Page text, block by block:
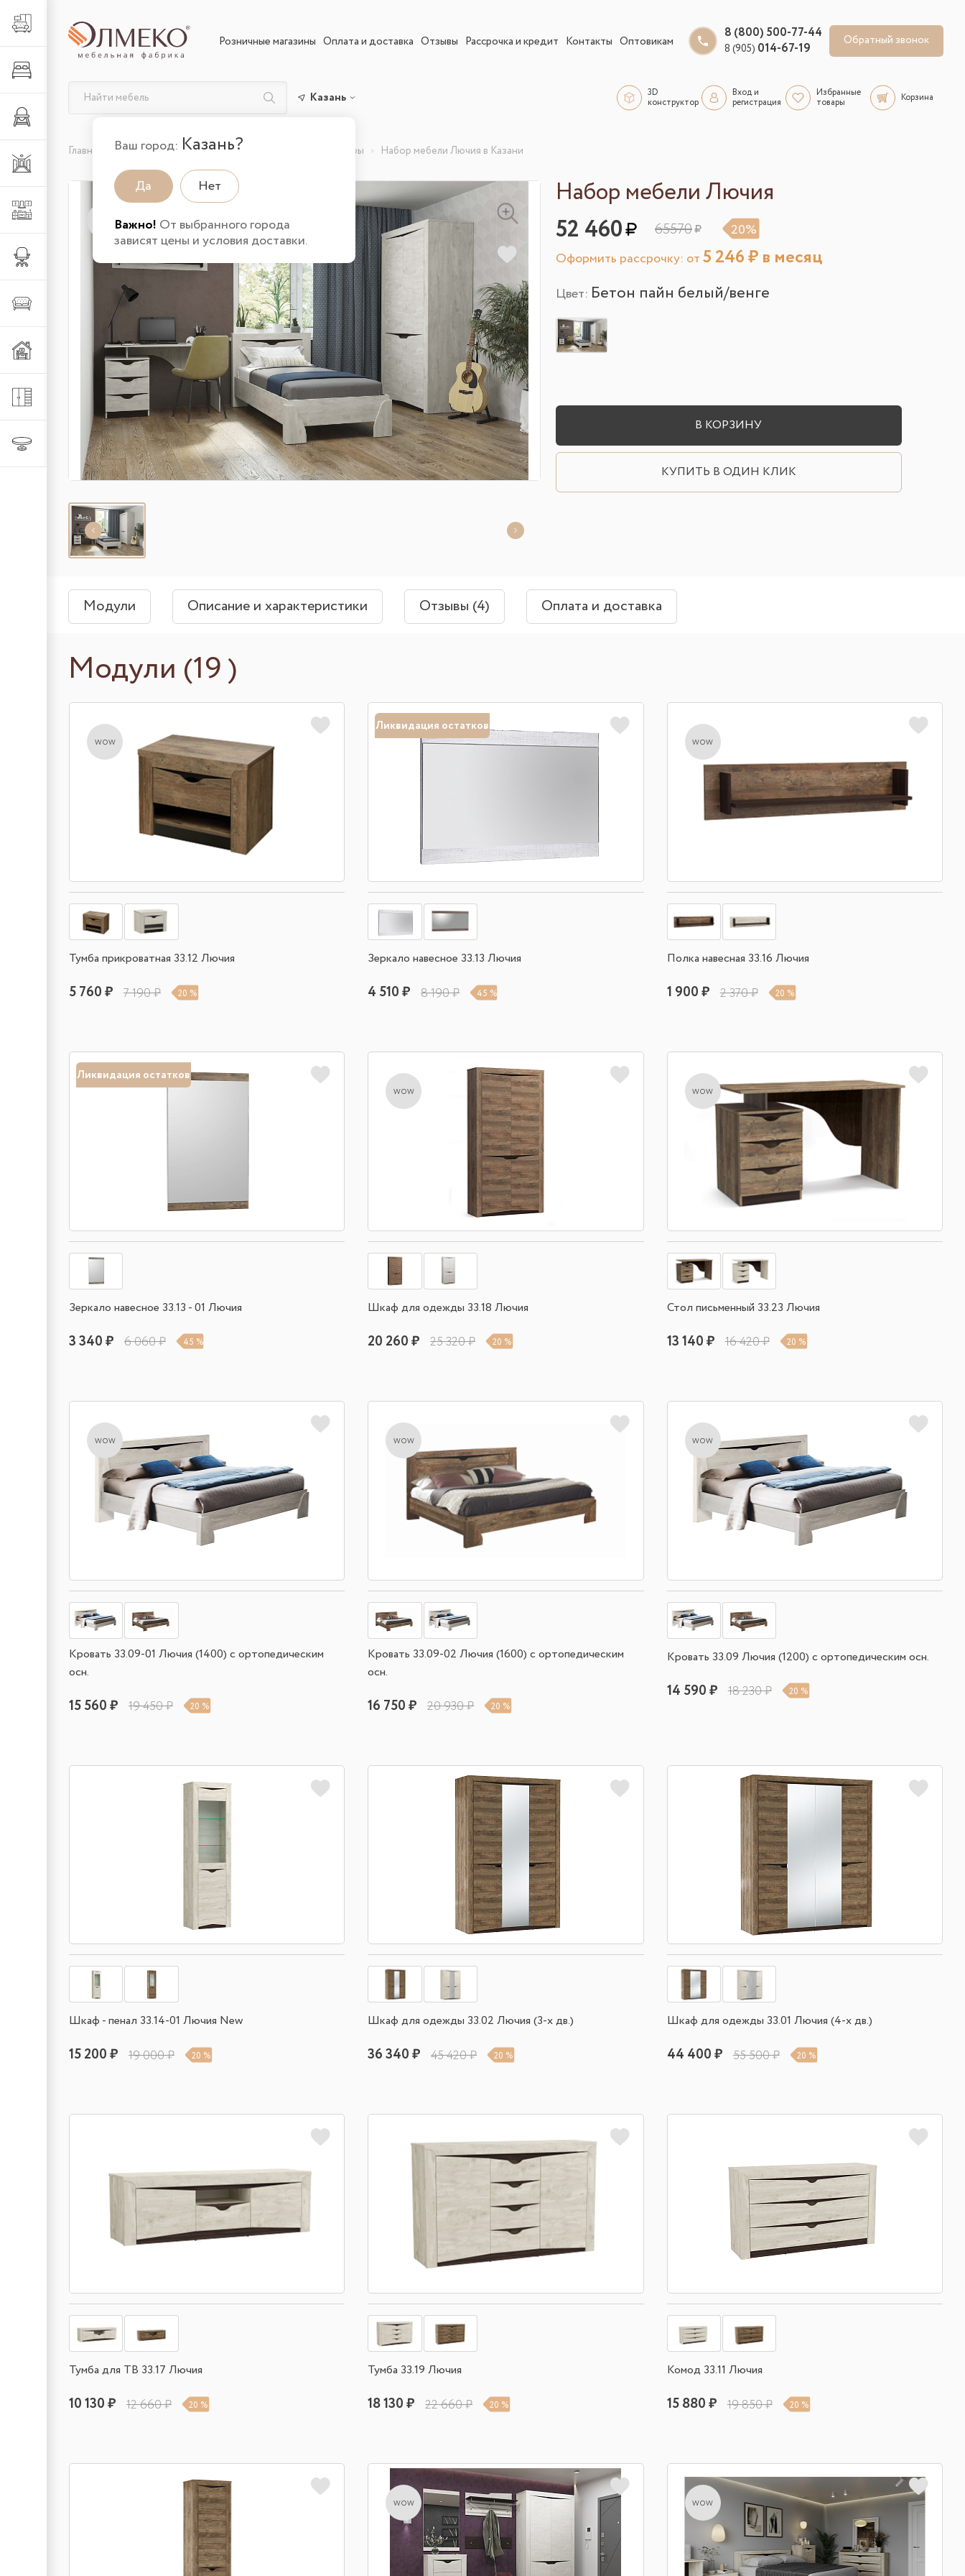
Гостиная
Детская
Мебель из металла
Шкафы и стеллажи
Столы и стулья
Розничные магазины Оплата и доставка Отзывы Рассрочка и кредит Контакты Оптовикам
8 (800) 500-77-44
8 (905) 014-67-19 Обратный звонок
Казань
Ваш город: Казань?
Да Нет
Важно! От выбранного города
зависят цены и условия доставки.
3D
конструктор
Вход и
регистрация
Избранные
товары
Корзина
Главная Каталог товаров Детская Детские гарнитуры Набор мебели Лючия в Казани
Набор мебели Лючия
52 460
65570
20%
Оформить рассрочку: от5 246₽ в месяц
Цвет: Бетон пайн белый/венге
В КОРЗИНУ
КУПИТЬ В ОДИН КЛИК
Модули Описание и характеристики Отзывы (4) Оплата и доставка
Модули (19 )
wow
Тумба прикроватная 33.12 Лючия
5 760 ₽ 7 190 ₽ 20 %
Ликвидация остатков
Зеркало навесное 33.13 Лючия
4 510 ₽ 8 190 ₽ 45 %
wow
Полка навесная 33.16 Лючия
1 900 ₽ 2 370 ₽ 20 %
Ликвидация остатков
Зеркало навесное 33.13 - 01 Лючия
3 340 ₽ 6 060 ₽ 45 %
wow
Шкаф для одежды 33.18 Лючия
20 260 ₽ 25 320 ₽ 20 %
wow
Стол письменный 33.23 Лючия
13 140 ₽ 16 420 ₽ 20 %
wow
Кровать 33.09-01 Лючия (1400) с ортопедическим
осн.
15 560 ₽ 19 450 ₽ 20 %
wow
Кровать 33.09-02 Лючия (1600) с ортопедическим
осн.
16 750 ₽ 20 930 ₽ 20 %
wow
Кровать 33.09 Лючия (1200) с ортопедическим осн.
14 590 ₽ 18 230 ₽ 20 %
Шкаф - пенал 33.14-01 Лючия New
15 200 ₽ 19 000 ₽ 20 %
Шкаф для одежды 33.02 Лючия (3-х дв.)
36 340 ₽ 45 420 ₽ 20 %
Шкаф для одежды 33.01 Лючия (4-х дв.)
44 400 ₽ 55 500 ₽ 20 %
Тумба для ТВ 33.17 Лючия
10 130 ₽ 12 660 ₽ 20 %
Тумба 33.19 Лючия
18 130 ₽ 22 660 ₽ 20 %
Комод 33.11 Лючия
15 880 ₽ 19 850 ₽ 20 %
wow wow